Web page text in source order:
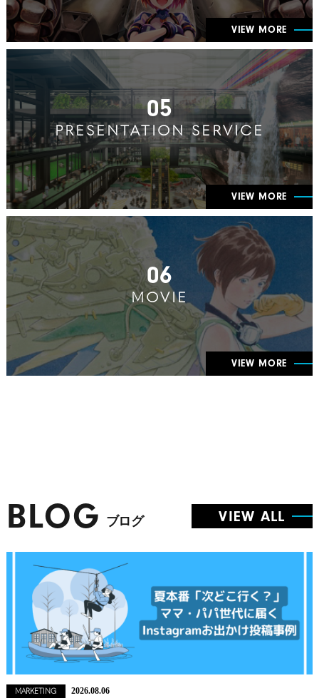
VIEW MORE
05
PRESENTATION SERVICE
VIEW MORE
06
MOVIE
VIEW MORE
BLOG ブログ VIEW ALL
MARKETING 2026.08.06